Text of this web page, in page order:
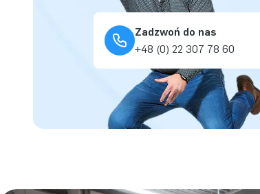
Zadzwoń do nas
+48 (0) 22 307 78 60